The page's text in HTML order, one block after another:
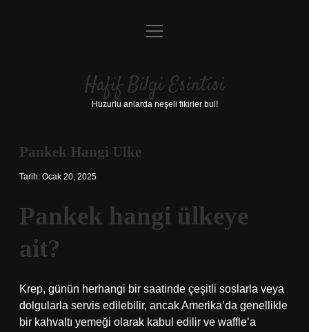
Anasayfa
Yasal Uyarı
menüyü
Hafif Bilgi Esintisi
Huzurlu anlarda neşeli fikirler bul!
Pankek Hangi Ulke
Tarih: Ocak 20, 2025
Pankek hangi ülkeye
ait?
Krep, günün herhangi bir saatinde çeşitli soslarla veya
dolgularla servis edilebilir, ancak Amerika’da genellikle
bir kahvaltı yemeği olarak kabul edilir ve waffle’a